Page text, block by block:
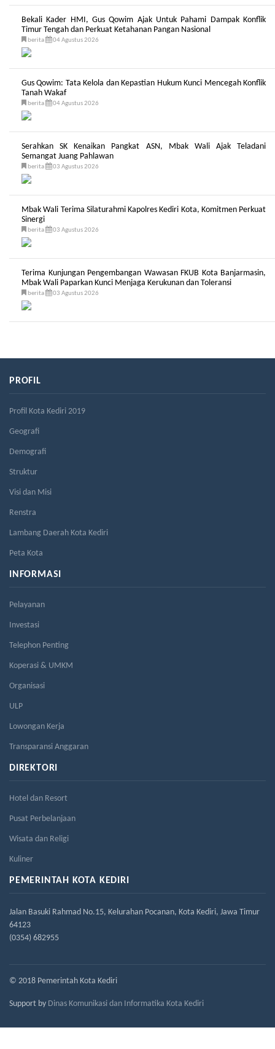
Bekali Kader HMI, Gus Qowim Ajak Untuk Pahami Dampak Konflik
Timur Tengah dan Perkuat Ketahanan Pangan Nasional
berita 04 Agustus 2026
Gus Qowim: Tata Kelola dan Kepastian Hukum Kunci Mencegah Konflik
Tanah Wakaf
berita 04 Agustus 2026
Serahkan SK Kenaikan Pangkat ASN, Mbak Wali Ajak Teladani
Semangat Juang Pahlawan
berita 03 Agustus 2026
Mbak Wali Terima Silaturahmi Kapolres Kediri Kota, Komitmen Perkuat
Sinergi
berita 03 Agustus 2026
Terima Kunjungan Pengembangan Wawasan FKUB Kota Banjarmasin,
Mbak Wali Paparkan Kunci Menjaga Kerukunan dan Toleransi
berita 03 Agustus 2026
PROFIL
Profil Kota Kediri 2019
Geografi
Demografi
Struktur
Visi dan Misi
Renstra
Lambang Daerah Kota Kediri
Peta Kota
INFORMASI
Pelayanan
Investasi
Telephon Penting
Koperasi & UMKM
Organisasi
ULP
Lowongan Kerja
Transparansi Anggaran
DIREKTORI
Hotel dan Resort
Pusat Perbelanjaan
Wisata dan Religi
Kuliner
PEMERINTAH KOTA KEDIRI
Jalan Basuki Rahmad No.15, Kelurahan Pocanan, Kota Kediri, Jawa Timur
64123
(0354) 682955
© 2018 Pemerintah Kota Kediri
Support by Dinas Komunikasi dan Informatika Kota Kediri